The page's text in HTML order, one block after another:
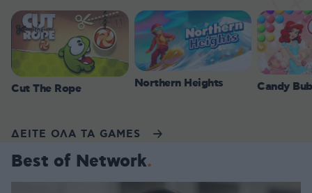
Cut The Rope Northern Heights Candy
ΔΕΙΤΕ ΟΛΑ ΤΑ GAMES
Best of Network